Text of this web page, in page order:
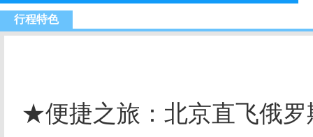
行程特色
★便捷之旅：北京直飞俄